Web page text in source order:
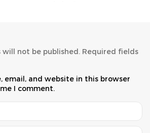
will not be published. Required fields
email, and website in this browser
I comment.